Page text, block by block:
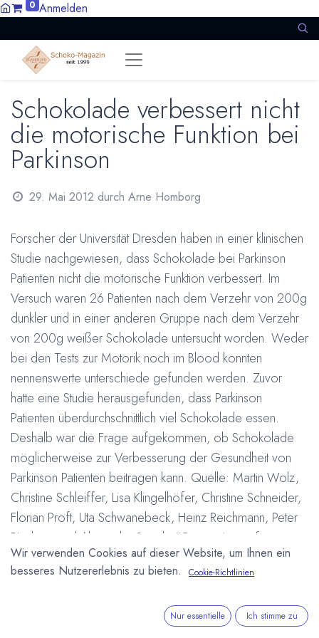
0 Anmelden
Schokolade verbessert nicht
die motorische Funktion bei
Parkinson
29. Mai 2012 durch Arne Homborg
Forscher der Universität Dresden haben in einer klinischen
Studie nachgewiesen, dass Schokolade bei Parkinson
Patienten nicht die motorische Funktion verbessert. Im
Versuch waren 26 Patienten nach dem Verzehr von 200g
dunkler und in einer anderen Gruppe nach dem Verzehr
von 200g weißer Schokolade untersucht worden. Weder
bei den Tests zur Motorik noch im Blood konnten
nennenswerte unterschiede gefunden werden. Zuvor
hatte eine Studie herausgefunden, dass Parkinson
Patienten überdurchschnittlich viel Schokolade essen.
Deshalb war die Frage aufgekommen, ob Schokolade
möglicherweise zur Verbesserung der Gesundheit von
Parkinson Patienten beitragen kann. Quelle: Martin Wolz,
Christine Schleiffer, Lisa Klingelhöfer, Christine Schneider,
Florian Proft, Uta Schwanebeck, Heinz Reichmann, Peter
Riederer und Alexander Storch, "Comparison of
chocolate to cacao-free white chocolate in Parkinson's
disease: a single-dose, investigator-blinded, placebo-
Gesundheit Schokolade
Wir verwenden Cookies auf dieser Website, um Ihnen ein
besseres Nutzererlebnis zu bieten.
Cookie-Richtlinien
Nur essentielle Ich stimme zu